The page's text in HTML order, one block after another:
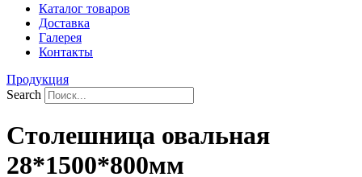
Каталог товаров
Доставка
Галерея
Контакты
Продукция
Search
Столешница овальная
28*1500*800мм